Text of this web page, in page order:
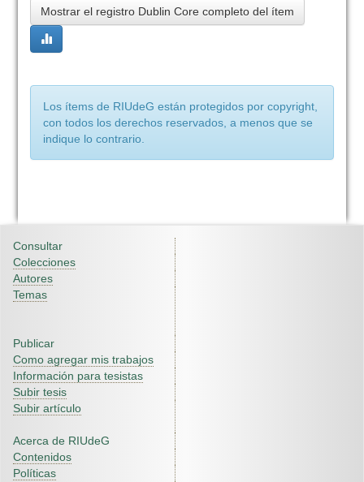
Mostrar el registro Dublin Core completo del ítem
Los ítems de RIUdeG están protegidos por copyright,
con todos los derechos reservados, a menos que se
indique lo contrario.
Consultar
Colecciones
Autores
Temas
Publicar
Como agregar mis trabajos
Información para tesistas
Subir tesis
Subir artículo
Acerca de RIUdeG
Contenidos
Políticas